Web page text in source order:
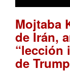
Mojtaba
de Irán,
“lección
de Trump